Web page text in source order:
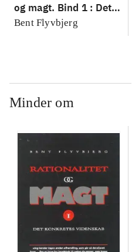
og magt. Bind 1 : Det
konkretes videnskab
Bent Flyvbjerg
Minder om